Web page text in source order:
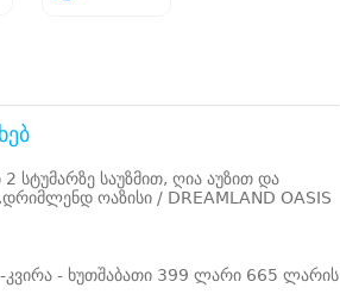
სტუმარზე საუზმით, ღია აუზით და
ოაზისი / DREAMLAND OASIS
კვირა - ხუთშაბათი 399 ლარი 665 ლარის